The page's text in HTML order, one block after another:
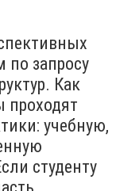
запросу
Как
проходят
учебную,
студенту